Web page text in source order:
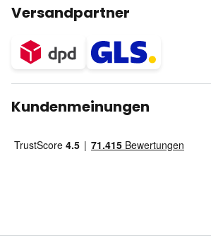
Versandpartner
Kundenmeinungen